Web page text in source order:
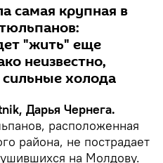
самая крупная в
"жить" еще
неизвестно,
холода
Дарья Чернега.
расположенная
района, не пострадает
на Молдову.